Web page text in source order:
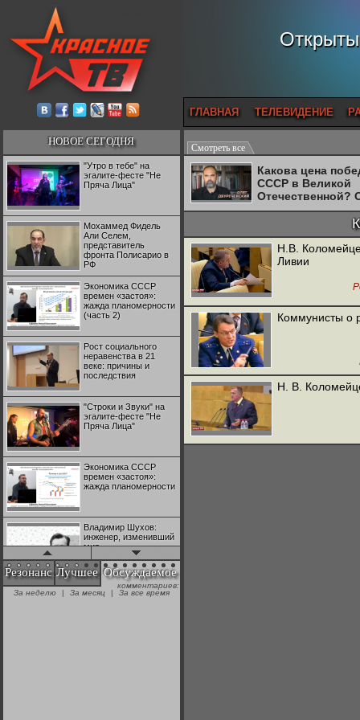
ГЛАВНАЯ ТЕЛЕВИДЕНИЕ
НОВОЕ СЕГОДНЯ
"Утро в тебе" на
эгалите-фесте "Не
Пряча Лица"
Мохаммед Фидель
Али Селем,
представитель
фронта Полисарио в
РФ
Экономика СССР
времен «застоя»:
жажда планомерности
(часть 2)
Рост социального
неравенства в 21
веке: причины и
последствия
"Строки и Звуки" на
эгалите-фесте "Не
Пряча Лица"
Экономика СССР
времен «застоя»:
жажда планомерности
Владимир Шухов:
инженер, изменивший
мир
"Аркадий Коц" на
эгалите-фесте "Не
Резонанс Лучшее Обсуждаемое
комментариев:
За неделю
| За месяц | За все время
Смотреть все
Какова цена
СССР в Великой
Отечественной?
Двуреченский о
Н.В.
Ливии
Коммунисты о
Н. В.